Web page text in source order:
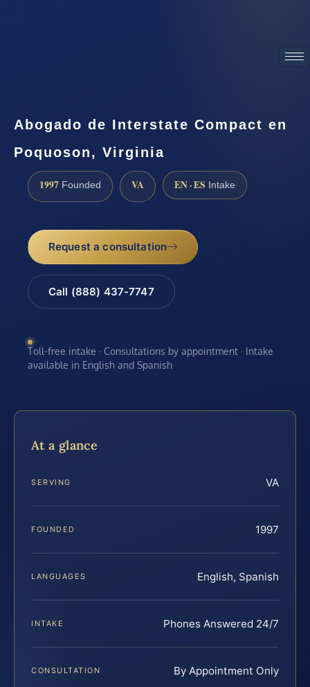
Abogado de Interstate Compact en
Poquoson, Virginia
1997 Founded VA EN · ES Intake
Request a consultation
Call (888) 437-7747
Toll-free intake · Consultations by appointment · Intake
available in English and Spanish
At a glance
SERVING VA
FOUNDED 1997
LANGUAGES English, Spanish
INTAKE Phones Answered 24/7
CONSULTATION By Appointment Only